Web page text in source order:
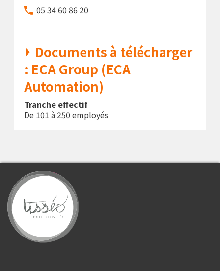
05 34 60 86 20
Documents à télécharger
: ECA Group (ECA
Automation)
Tranche effectif
De 101 à 250 employés